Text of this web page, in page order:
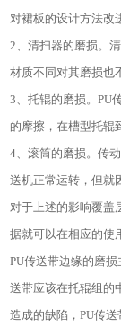
对裙板的设计方法改
2、清扫器的磨损。
材质不同对其磨损也
3、托辊的磨损。PU
的摩擦，在槽型托辊
4、滚筒的磨损。传
送机正常运转，但就
对于上述的影响覆盖
据就可以在相应的使
PU传送带边缘的磨
送带应该在托辊组的
造成的缺陷，PU传